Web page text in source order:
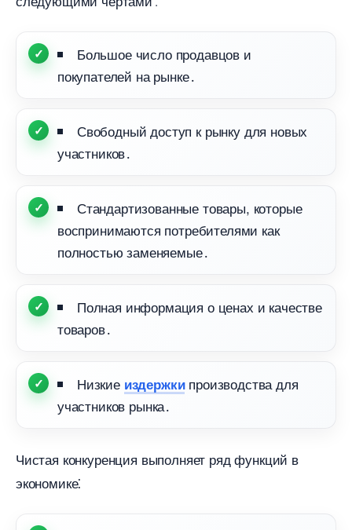
Большое число продавцов и
покупателей на рынке․
Свободный доступ к рынку для новых
участников․
Стандартизованные товары, которые
оспринимаются потребителями как
полностью заменяемые․
Полная информация о ценах и качестве
товаров․
Низкие издержкипроизводства для
участников рынка․
Чистая конкуренция выполняет ряд функций
экономике⁚